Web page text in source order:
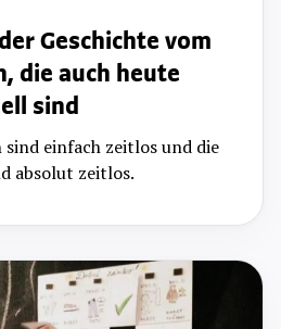
Geschichte vom
die auch heute
sind
sind einfach zeitlos und die
absolut zeitlos.